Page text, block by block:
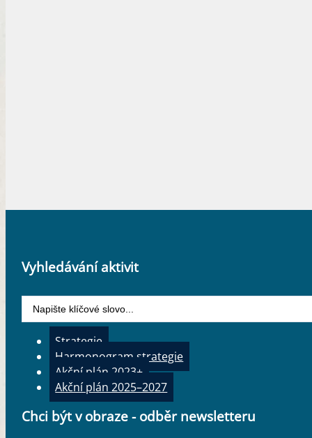
Vyhledávání aktivit
Strategie
Harmonogram strategie
Akční plán 2023+
Akční plán 2025–2027
Chci být v obraze - odběr newsletteru